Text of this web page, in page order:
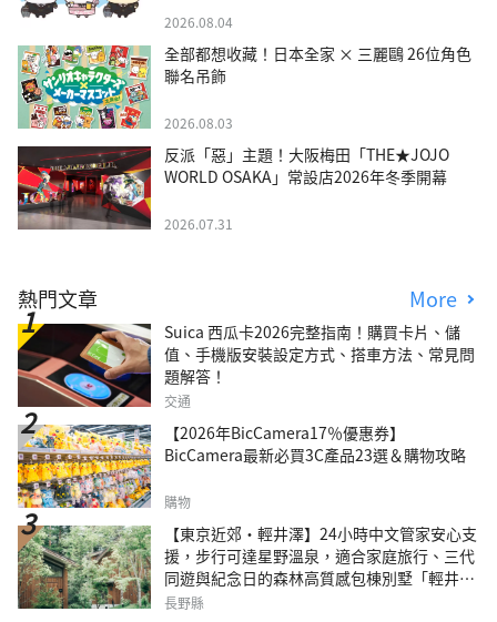
2026.08.04
全部都想收藏！日本全家 × 三麗鷗 26位角色
聯名吊飾
2026.08.03
反派「惡」主題！大阪梅田「THE★JOJO
WORLD OSAKA」常設店2026年冬季開幕
2026.07.31
熱門文章 More
Suica 西瓜卡2026完整指南！購買卡片、儲
值、手機版安裝設定方式、搭車方法、常見問
題解答！
交通
【2026年BicCamera17％優惠券】
BicCamera最新必買3C產品23選＆購物攻略
購物
【東京近郊・輕井澤】24小時中文管家安心支
援，步行可達星野溫泉，適合家庭旅行、三代
同遊與紀念日的森林高質感包棟別墅「輕井澤
森四季VILLA」
長野縣